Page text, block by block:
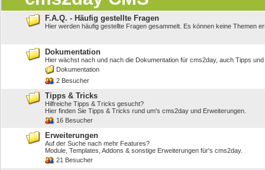
F.A.Q. - Häufig gestellte Fragen
Hier werden häufig gestellte Fragen gesammelt. Es können keine Themen
Dokumentation
Hier wächst nach und nach die Dokumentation für cms2day, auch Tipps
Dokumentation
2 Besucher
Tipps & Tricks
Hilfreiche Tipps & Tricks gesucht?
Hier finden Sie Tipps & Tricks rund um's cms2day und Erweiterungen.
16 Besucher
Erweiterungen
Auf der Suche nach mehr Features?
Module, Templates, Addons & sonstige Erweiterungen für's cms2day.
21 Besucher